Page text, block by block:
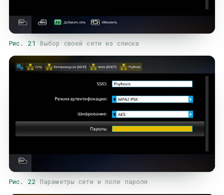
Рис. 21 Выбор своей сети из списка
Рис. 22 Параметры сети и поле пароля